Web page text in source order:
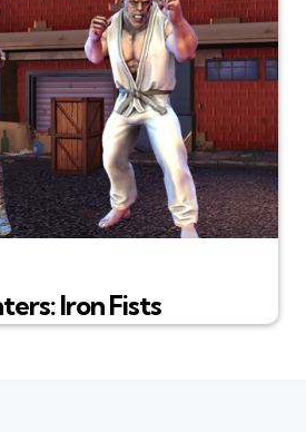
Iron Fists